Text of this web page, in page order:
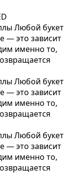
Любой букет
— это зависит
именно то,
Любой букет
— это зависит
именно то,
Любой букет
— это зависит
именно то,